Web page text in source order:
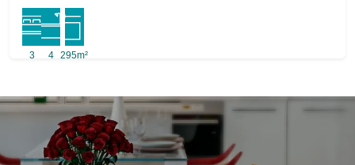
3 4 295m²